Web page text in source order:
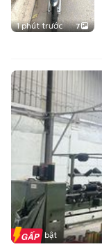
1 phút trước 7
Tin nổi bật